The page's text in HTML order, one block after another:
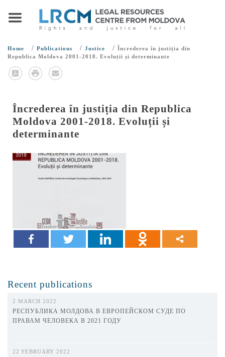
Home / Publications / Justice / Încrederea în justiția din
Republica Moldova 2001-2018. Evoluții și determinante
Încrederea în justiția din Republica
Moldova 2001-2018. Evoluții și
determinante
Recent publications
2 MARCH 2022
РЕСПУБЛИКА МОЛДОВА В ЕВРОПЕЙСКОМ СУДЕ ПО
ПРАВАМ ЧЕЛОВЕКА В 2021 ГОДУ
22 FEBRUARY 2022